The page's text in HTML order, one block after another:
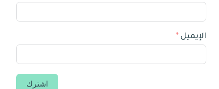
الإيميل
اشترك